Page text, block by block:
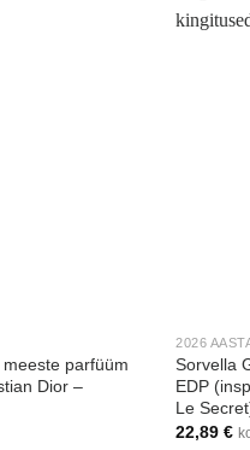
parfüüm
Dior –
2026
Sorvella
EDP
Le
22,89€